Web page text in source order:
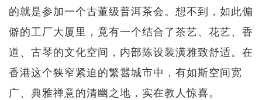
的就是参加一个古董级普洱茶会。想不到，如此偏
僻的工厂大厦里，竟有一个结合了茶艺、花艺、香
道、古琴的文化空间，内部陈设装潢雅致舒适。在
香港这个狭窄紧迫的繁嚣城市中，有如斯空间宽
广、典雅禅意的清幽之地，实在教人惊喜。